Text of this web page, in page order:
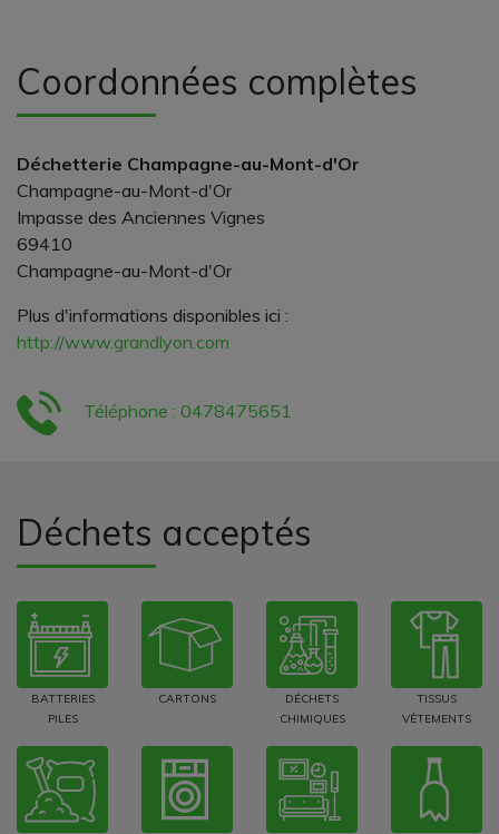
Coordonnées complètes
Déchetterie Champagne-au-Mont-d'Or
Champagne-au-Mont-d'Or
Impasse des Anciennes Vignes
69410
Champagne-au-Mont-d'Or
Plus d'informations disponibles ici :
http://www.grandlyon.com
Téléphone : 0478475651
Déchets acceptés
BATTERIES
PILES
CARTONS
DÉCHETS
CHIMIQUES
TISSUS
VÊTEMENTS